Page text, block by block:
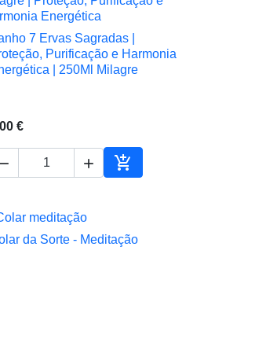
 Vista rápida
7 Ervas Sagradas |
Purificação e Harmonia
| 250Ml Milagre
€
  
Adicionar ao carrinho
 Vista rápida
da Sorte - Meditação